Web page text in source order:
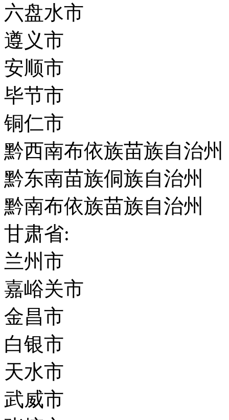
六盘水市
遵义市
安顺市
毕节市
铜仁市
黔西南布依族苗族自治州
黔东南苗族侗族自治州
黔南布依族苗族自治州
甘肃省:
兰州市
嘉峪关市
金昌市
白银市
天水市
武威市